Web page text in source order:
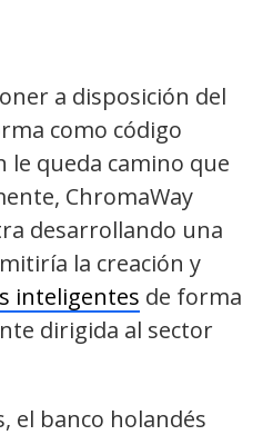
a disposición del
como código
queda camino que
ChromaWay
desarrollando una
la creación y
inteligentes de forma
dirigida al sector
el banco holandés